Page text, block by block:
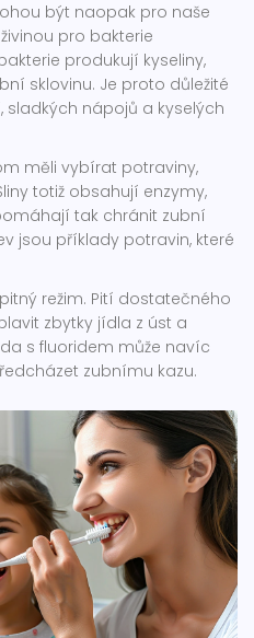
být naopak pro naše
pro bakterie
produkují kyseliny,
sklovinu. Je proto důležité
nápojů a kyselých
měli vybírat potraviny,
totiž obsahují enzymy,
tak chránit zubní
jsou příklady potravin, které
režim. Pití dostatečného
zbytky jídla z úst a
s fluoridem může navíc
zubnímu kazu.